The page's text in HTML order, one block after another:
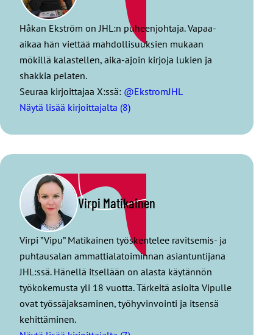
Håkan Ekström on JHL:n puheenjohtaja. Vapaa-
aikaa hän viettää mahdollisuuksien mukaan
mökillä kalastellen, aika-ajoin kirjoja lukien ja
shakkia pelaten.
Seuraa kirjoittajaa X:ssä: @EkstromJHL
Näytä lisää kirjoittajalta (8)
Virpi Matikainen
Virpi ”Vipu” Matikainen työskentelee ravitsemis- ja
puhtausalan ammattialatoiminnan asiantuntijana
JHL:ssä. Hänellä itsellään on alasta käytännön
työkokemusta yli 18 vuotta. Tärkeitä asioita Vipulle
ovat työssäjaksaminen, työhyvinvointi ja itsensä
kehittäminen.